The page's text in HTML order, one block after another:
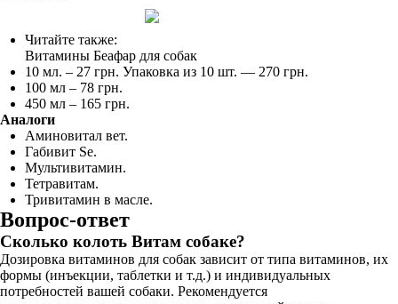
Читайте также:
Витамины Беафар для собак
10 мл. – 27 грн. Упаковка из 10 шт. — 270 грн.
100 мл – 78 грн.
450 мл – 165 грн.
Аналоги
Аминовитал вет.
Габивит Se.
Мультивитамин.
Тетравитам.
Тривитамин в масле.
Вопрос-ответ
Сколько колоть Витам собаке?
Дозировка витаминов для собак зависит от типа витаминов, их
формы (инъекции, таблетки и т.д.) и индивидуальных
потребностей вашей собаки. Рекомендуется